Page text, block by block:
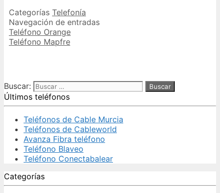
Categorías Telefonía
Navegación de entradas
Teléfono Orange
Teléfono Mapfre
Buscar:
Últimos teléfonos
Teléfonos de Cable Murcia
Teléfonos de Cableworld
Avanza Fibra teléfono
Teléfono Blaveo
Teléfono Conectabalear
Categorías